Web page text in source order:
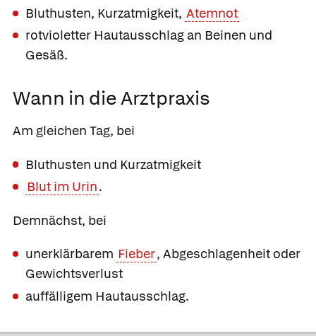
Bluthusten, Kurzatmigkeit, Atemnot
rotvioletter Hautausschlag an Beinen und
Gesäß.
Wann in die Arztpraxis
Am gleichen Tag, bei
Bluthusten und Kurzatmigkeit
Blut im Urin.
Demnächst, bei
unerklärbarem Fieber, Abgeschlagenheit oder
Gewichtsverlust
auffälligem Hautausschlag.